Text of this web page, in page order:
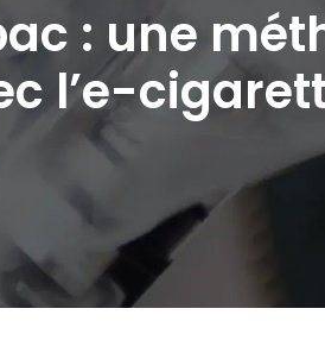
: une
l’e-